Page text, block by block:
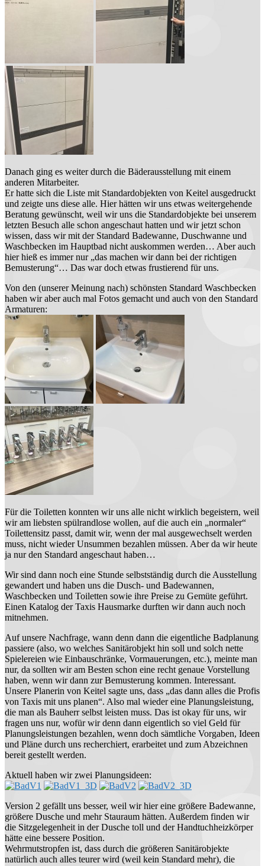
Danach ging es weiter durch die Bäderausstellung mit einem
anderen Mitarbeiter.
Er hatte sich die Liste mit Standardobjekten von Keitel ausgedruckt
und zeigte uns diese alle. Hier hätten wir uns etwas weitergehende
Beratung gewünscht, weil wir uns die Standardobjekte bei unserem
letzten Besuch alle schon angeschaut hatten und wir jetzt schon
wissen, dass wir mit der Standard Badewanne, Duschwanne und
Waschbecken im Hauptbad nicht auskommen werden… Aber auch
hier hieß es immer nur „das machen wir dann bei der richtigen
Bemusterung“… Das war doch etwas frustierend für uns.
Von den (unserer Meinung nach) schönsten Standard Waschbecken
haben wir aber auch mal Fotos gemacht und auch von den Standard
Armaturen:
Für die Toiletten konnten wir uns alle nicht wirklich begeistern, weil
wir am liebsten spülrandlose wollen, auf die auch ein „normaler“
Toilettensitz passt, damit wir, wenn der mal ausgewechselt werden
muss, nicht wieder Unsummen bezahlen müssen. Aber da wir heute
ja nur den Standard angeschaut haben…
Wir sind dann noch eine Stunde selbstständig durch die Ausstellung
gewandert und haben uns die Dusch- und Badewannen,
Waschbecken und Toiletten sowie ihre Preise zu Gemüte geführt.
Einen Katalog der Taxis Hausmarke durften wir dann auch noch
mitnehmen.
Auf unsere Nachfrage, wann denn dann die eigentliche Badplanung
passiere (also, wo welches Sanitärobjekt hin soll und solch nette
Spielereien wie Einbauschränke, Vormauerungen, etc.), meinte man
nur, da sollten wir am Besten schon eine recht genaue Vorstellung
haben, wenn wir dann zur Bemusterung kommen. Interessant.
Unsere Planerin von Keitel sagte uns, dass „das dann alles die Profis
von Taxis mit uns planen“. Also mal wieder eine Planungsleistung,
die man als Bauherr selbst leisten muss. Das ist okay für uns, wir
fragen uns nur, wofür wir denn dann eigentlich so viel Geld für
Planungsleistungen bezahlen, wenn doch sämtliche Vorgaben, Ideen
und Pläne durch uns recherchiert, erarbeitet und zum Abzeichnen
bereit gestellt werden.
Aktuell haben wir zwei Planungsideen:
Version 2 gefällt uns besser, weil wir hier eine größere Badewanne,
größere Dusche und mehr Stauraum hätten. Außerdem finden wir
die Sitzgelegenheit in der Dusche toll und der Handtuchheizkörper
hätte eine bessere Position.
Wehrmutstropfen ist, dass durch die größeren Sanitärobjekte
natürlich auch alles teurer wird (weil kein Standard mehr), die